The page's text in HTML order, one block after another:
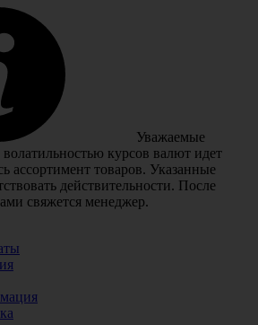
Уважаемые
курсов валют идет
ассортимент товаров. Указанные
действительности. После
свяжется менеджер.